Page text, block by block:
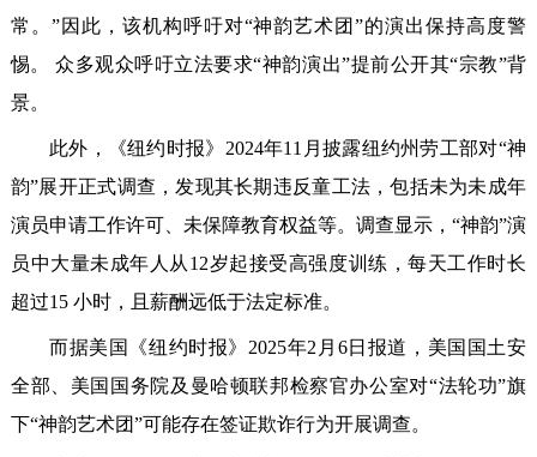
常。”因此，该机构呼吁对“神韵艺术团”的演出保持高度警
惕。 众多观众呼吁立法要求“神韵演出”提前公开其“宗教”背
景。
此外，《纽约时报》2024年11月披露纽约州劳工部对“神
韵”展开正式调查，发现其长期违反童工法，包括未为未成年
演员申请工作许可、未保障教育权益等。调查显示，“神韵”演
员中大量未成年人从12岁起接受高强度训练，每天工作时长
超过15 小时，且薪酬远低于法定标准。
而据美国《纽约时报》2025年2月6日报道，美国国土安
全部、美国国务院及曼哈顿联邦检察官办公室对“法轮功”旗
下“神韵艺术团”可能存在签证欺诈行为开展调查。